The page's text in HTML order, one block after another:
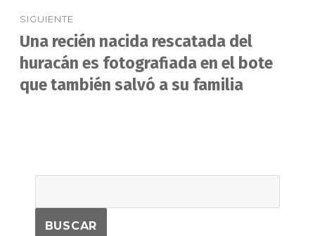
SIGUIENTE
Entrada
siguiente:
Una recién nacida rescatada del
huracán es fotografiada en el bote
que también salvó a su familia